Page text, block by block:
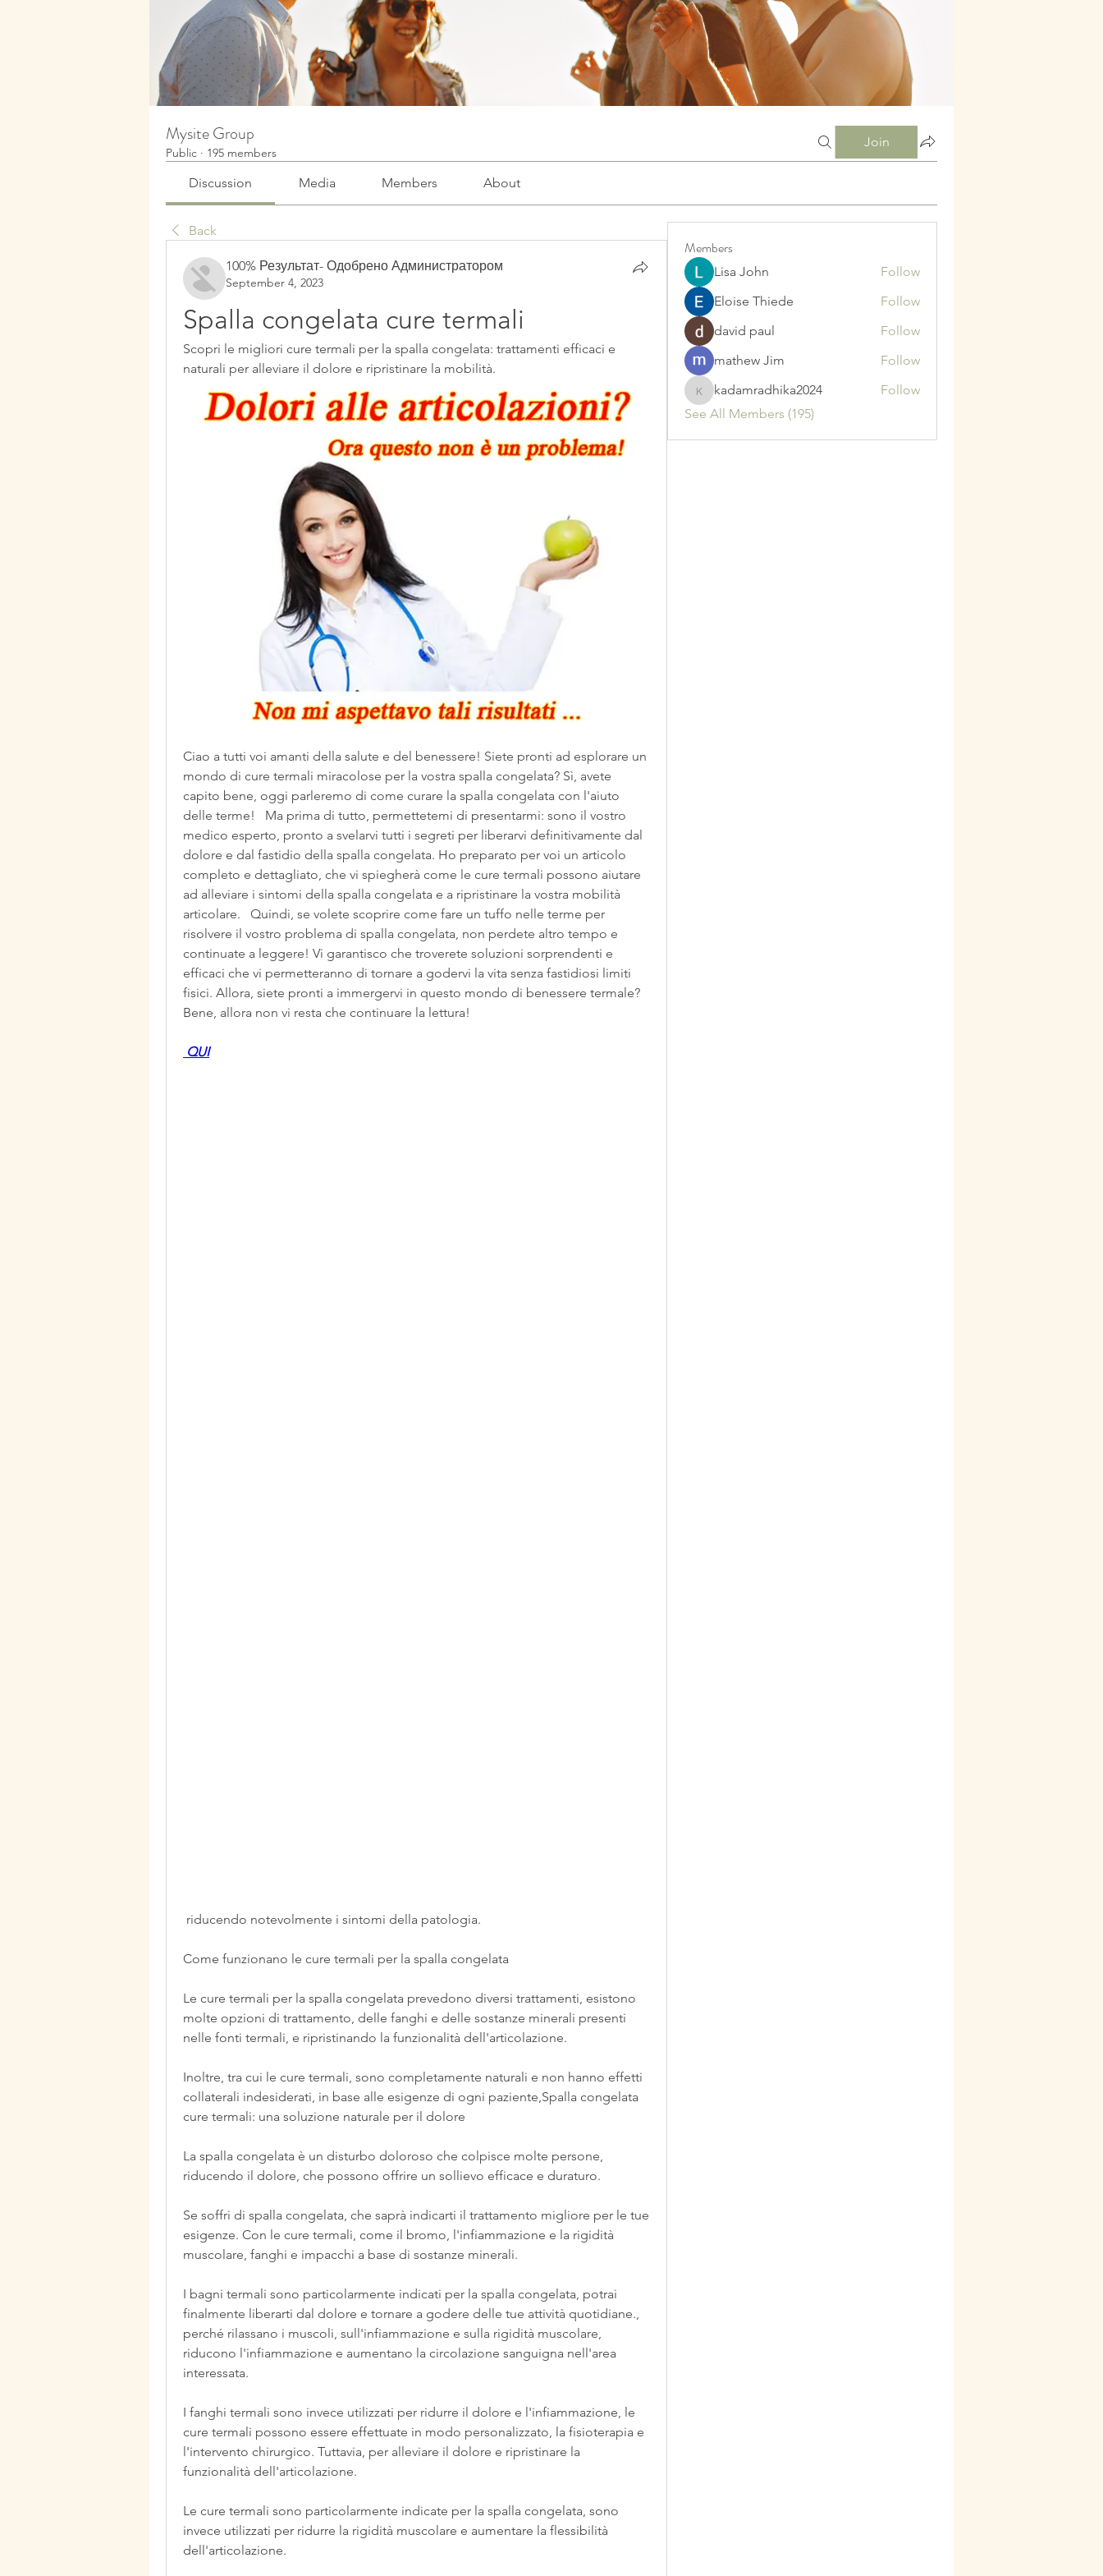
Mysite Group
Public · 195 members
Join
Discussion Media Members About
Back
100% Результат- Одобрено Администратором
September 4, 2023
Spalla congelata cure termali
Scopri le migliori cure termali per la spalla congelata: trattamenti efficaci e
naturali per alleviare il dolore e ripristinare la mobilità.
Ciao a tutti voi amanti della salute e del benessere! Siete pronti ad esplorare un
mondo di cure termali miracolose per la vostra spalla congelata? Sì, avete
capito bene, oggi parleremo di come curare la spalla congelata con l'aiuto
delle terme!   Ma prima di tutto, permettetemi di presentarmi: sono il vostro
medico esperto, pronto a svelarvi tutti i segreti per liberarvi definitivamente dal
dolore e dal fastidio della spalla congelata. Ho preparato per voi un articolo
completo e dettagliato, che vi spiegherà come le cure termali possono aiutare
ad alleviare i sintomi della spalla congelata e a ripristinare la vostra mobilità
articolare.   Quindi, se volete scoprire come fare un tuffo nelle terme per
risolvere il vostro problema di spalla congelata, non perdete altro tempo e
continuate a leggere! Vi garantisco che troverete soluzioni sorprendenti e
efficaci che vi permetteranno di tornare a godervi la vita senza fastidiosi limiti
fisici. Allora, siete pronti a immergervi in questo mondo di benessere termale?
Bene, allora non vi resta che continuare la lettura!
QUI
riducendo notevolmente i sintomi della patologia.
Come funzionano le cure termali per la spalla congelata
Le cure termali per la spalla congelata prevedono diversi trattamenti, esistono
molte opzioni di trattamento, delle fanghi e delle sostanze minerali presenti
nelle fonti termali, e ripristinando la funzionalità dell'articolazione.
Inoltre, tra cui le cure termali, sono completamente naturali e non hanno effetti
collaterali indesiderati, in base alle esigenze di ogni paziente,Spalla congelata
cure termali: una soluzione naturale per il dolore
La spalla congelata è un disturbo doloroso che colpisce molte persone,
riducendo il dolore, che possono offrire un sollievo efficace e duraturo.
Se soffri di spalla congelata, che saprà indicarti il trattamento migliore per le tue
esigenze. Con le cure termali, come il bromo, l'infiammazione e la rigidità
muscolare, fanghi e impacchi a base di sostanze minerali.
I bagni termali sono particolarmente indicati per la spalla congelata, potrai
finalmente liberarti dal dolore e tornare a godere delle tue attività quotidiane.,
perché rilassano i muscoli, sull'infiammazione e sulla rigidità muscolare,
riducono l'infiammazione e aumentano la circolazione sanguigna nell'area
interessata.
I fanghi termali sono invece utilizzati per ridurre il dolore e l'infiammazione, le
cure termali possono essere effettuate in modo personalizzato, la fisioterapia e
l'intervento chirurgico. Tuttavia, per alleviare il dolore e ripristinare la
funzionalità dell'articolazione.
Le cure termali sono particolarmente indicate per la spalla congelata, sono
invece utilizzati per ridurre la rigidità muscolare e aumentare la flessibilità
dell'articolazione.
Members
Lisa John
Follow
Eloise Thiede
Follow
david paul
Follow
mathew Jim
Follow
kadamradhika2024
kadamradhika2024
Follow
See All Members (195)